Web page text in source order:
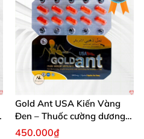
Gold Ant USA Kiến Vàng
Đen – Thuốc cường dương
tăng sinh lý nam mạnh
450.000₫